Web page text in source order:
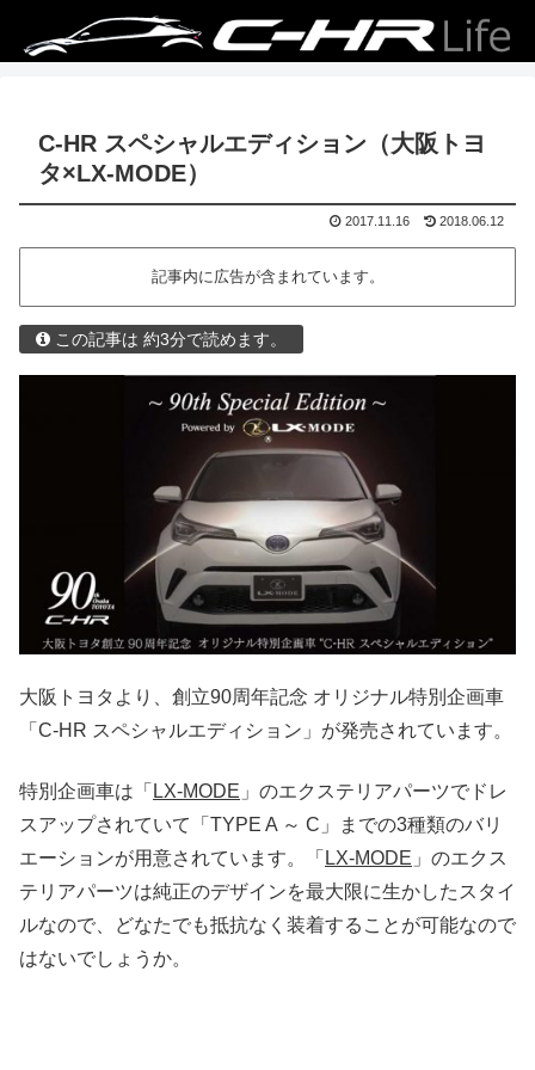
C-HR スペシャルエディション（大阪トヨ
タ×LX-MODE）
2017.11.16 2018.06.12
記事内に広告が含まれています。
この記事は 約3分で読めます。
大阪トヨタより、創立90周年記念 オリジナル特別企画車
「C-HR スペシャルエディション」が発売されています。
特別企画車は「 LX-MODE 」のエクステリアパーツでドレ
スアップされていて「TYPE A ～ C」までの3種類のバリ
エーションが用意されています。「 LX-MODE 」のエクス
テリアパーツは純正のデザインを最大限に生かしたスタイ
ルなので、どなたでも抵抗なく装着することが可能なので
はないでしょうか。